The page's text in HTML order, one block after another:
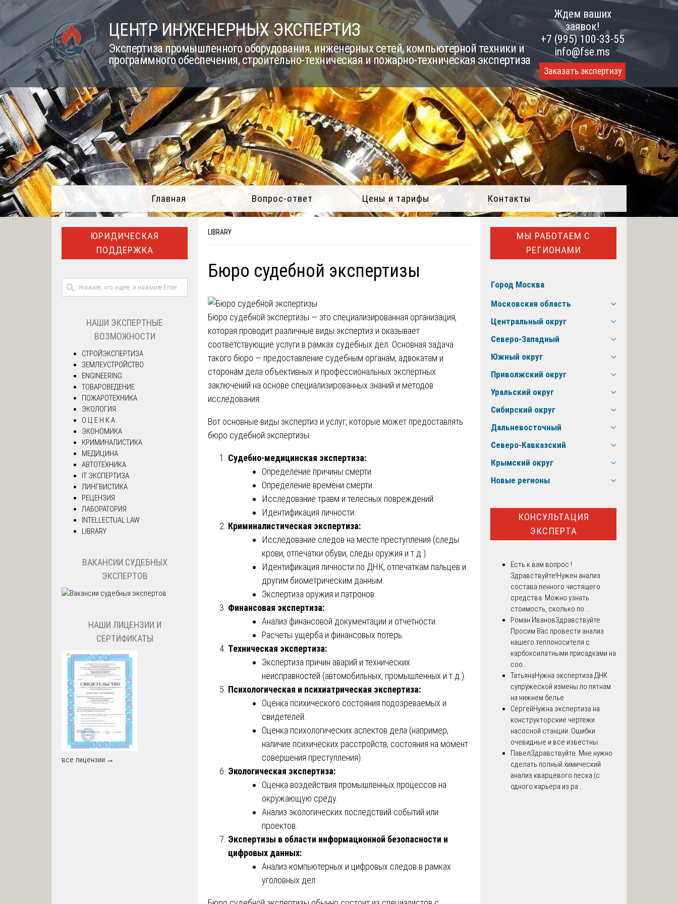
Skip
to
content
ЦЕНТР ИНЖЕНЕРНЫХ ЭКСПЕРТИЗ
Экспертиза промышленного оборудования, инженерных сетей, компьютерной техники и
программного обеспечения, строительно-техническая и пожарно-техническая экспертиза
Ждем ваших
заявок!
+7 (995) 100-33-55
info@fse.ms
Заказать экспертизу
Главная Вопрос-ответ Цены и тарифы Контакты
LIBRARY
Бюро судебной экспертизы
Бюро судебной экспертизы — это специализированная организация,
которая проводит различные виды экспертиз и оказывает
соответствующие услуги в рамках судебных дел. Основная задача
такого бюро — предоставление судебным органам, адвокатам и
сторонам дела объективных и профессиональных экспертных
заключений на основе специализированных знаний и методов
исследования.
Вот основные виды экспертиз и услуг, которые может предоставлять
бюро судебной экспертизы:
Судебно-медицинская экспертиза:
Определение причины смерти.
Определение времени смерти.
Исследование травм и телесных повреждений.
Идентификация личности.
Криминалистическая экспертиза:
Исследование следов на месте преступления (следы
крови, отпечатки обуви, следы оружия и т.д.).
Идентификация личности по ДНК, отпечаткам пальцев и
другим биометрическим данным.
Экспертиза оружия и патронов.
Финансовая экспертиза:
Анализ финансовой документации и отчетности.
Расчеты ущерба и финансовых потерь.
Техническая экспертиза:
Экспертиза причин аварий и технических
неисправностей (автомобильных, промышленных и т.д.).
Психологическая и психиатрическая экспертиза:
Оценка психического состояния подозреваемых и
свидетелей.
Оценка психологических аспектов дела (например,
наличие психических расстройств, состояния на момент
совершения преступления).
Экологическая экспертиза:
Оценка воздействия промышленных процессов на
окружающую среду.
Анализ экологических последствий событий или
проектов.
Экспертизы в области информационной безопасности и
цифровых данных:
Анализ компьютерных и цифровых следов в рамках
уголовных дел.
ЮРИДИЧЕСКАЯ
ПОДДЕРЖКА
НАШИ ЭКСПЕРТНЫЕ
ВОЗМОЖНОСТИ
СТРОЙЭКСПЕРТИЗА
ЗЕМЛЕУСТРОЙСТВО
ENGINEERING
ТОВАРОВЕДЕНИЕ
ПОЖАРОТЕХНИКА
ЭКОЛОГИЯ
О Ц Е Н К А
ЭКОНОМИКА
КРИМИНАЛИСТИКА
МЕДИЦИНА
АВТОТЕХНИКА
IT ЭКСПЕРТИЗА
ЛИНГВИСТИКА
РЕЦЕНЗИЯ
ЛАБОРАТОРИЯ
INTELLECTUAL LAW
LIBRARY
ВАКАНСИИ СУДЕБНЫХ
ЭКСПЕРТОВ
НАШИ ЛИЦЕНЗИИ И
СЕРТИФИКАТЫ
все лицензии →
МЫ РАБОТАЕМ С
РЕГИОНАМИ
Город Москва
Московская область
Центральный округ
Северо-Западный
Южный округ
Приволжский округ
Уральский округ
Сибирский округ
Дальневосточный
Северо-Кавказский
Крымский округ
Новые регионы
КОНСУЛЬТАЦИЯ
ЭКСПЕРТА
Есть к вам вопрос !
Здравствуйте!Нужен анализ
состава пенного чистящего
средства. Можно узнать
стоимость, сколько по ...
Роман ИвановЗдравствуйте.
Просим Вас провести анализ
нашего теплоносителя с
карбоксилатными присадками на
соо...
ТатьянаНужна экспертиза ДНК
супружеской измены по пятнам
на нижнем белье
СергейНужна экспертиза на
конструкторские чертежи
насосной станции. Ошибки
очевидные и все известны.
ПавелЗдравствуйте. Мне нужно
сделать полный химический
анализ кварцевого песка (с
одного карьера из ра...